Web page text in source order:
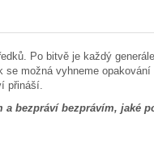
Po bitvě je každý
možná vyhneme
přináší.
bezpráví bezprávím, jaké